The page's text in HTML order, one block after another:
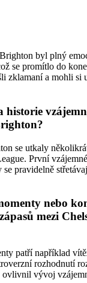
byl plný
se promítlo do
zklamaní a mohli
se utkaly
První
se pravidelně
nebo
mezi
patří například
rozhodnutí
ovlivnil vývoj